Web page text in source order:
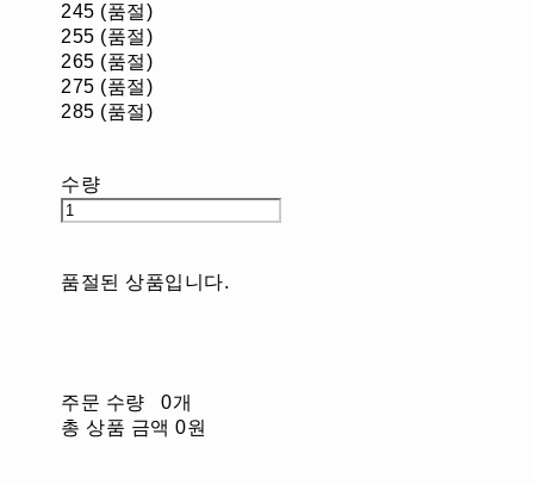
245 (품절)
255 (품절)
265 (품절)
275 (품절)
285 (품절)
수량
품절된 상품입니다.
주문 수량
0개
총 상품 금액 0원